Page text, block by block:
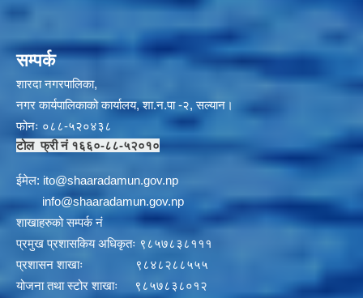
सम्पर्क
शारदा नगरपालिका,
नगर कार्यपालिकाको कार्यालय, शा.न.पा -२, सल्यान।
फोनः ०८८-५२०४३८
टोल फ्री नं १६६०-८८-५२०१०
ईमेल: ito@shaaradamun.gov.np
info@shaaradamun.gov.np
शाखाहरुको सम्पर्क नं
प्रमुख प्रशासकिय अधिकृतः ९८५७८३८१११
प्रशासन शाखाः ९८४८२८८५५५
योजना तथा स्टोर शाखाः ९८५७८३८०१२